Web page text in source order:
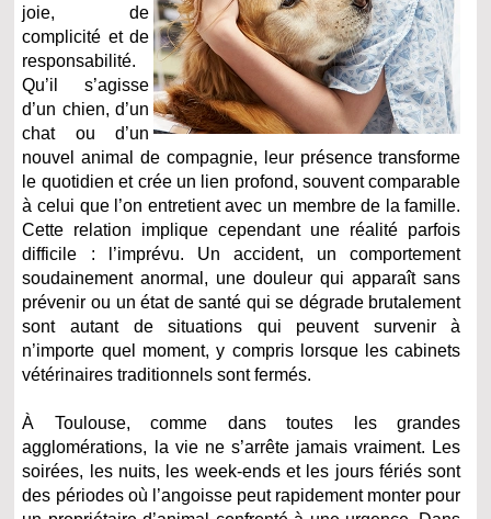
joie, de
complicité et de
responsabilité.
Qu’il s’agisse
d’un chien, d’un
chat ou d’un
nouvel animal de compagnie, leur présence transforme
le quotidien et crée un lien profond, souvent comparable
à celui que l’on entretient avec un membre de la famille.
Cette relation implique cependant une réalité parfois
difficile : l’imprévu. Un accident, un comportement
soudainement anormal, une douleur qui apparaît sans
prévenir ou un état de santé qui se dégrade brutalement
sont autant de situations qui peuvent survenir à
n’importe quel moment, y compris lorsque les cabinets
vétérinaires traditionnels sont fermés.
À Toulouse, comme dans toutes les grandes
agglomérations, la vie ne s’arrête jamais vraiment. Les
soirées, les nuits, les week-ends et les jours fériés sont
des périodes où l’angoisse peut rapidement monter pour